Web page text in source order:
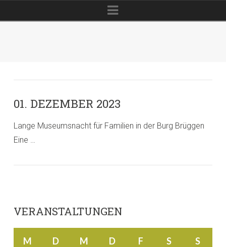
Navigation
01. DEZEMBER 2023
Lange Museumsnacht für Familien in der Burg Brüggen
Eine …
VERANSTALTUNGEN
M D M D F S S